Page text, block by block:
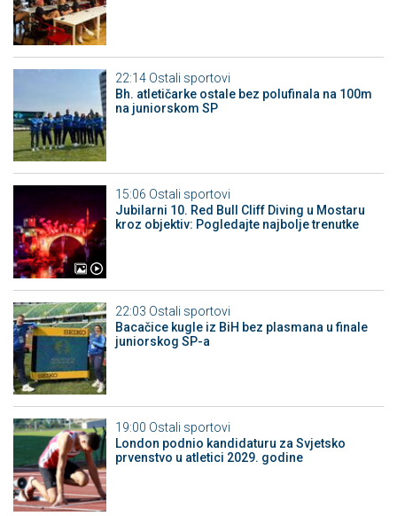
22:14 Ostali sportovi
Bh. atletičarke ostale bez polufinala na 100m
na juniorskom SP
15:06 Ostali sportovi
Jubilarni 10. Red Bull Cliff Diving u Mostaru
kroz objektiv: Pogledajte najbolje trenutke
22:03 Ostali sportovi
Bacačice kugle iz BiH bez plasmana u finale
juniorskog SP-a
19:00 Ostali sportovi
London podnio kandidaturu za Svjetsko
prvenstvo u atletici 2029. godine